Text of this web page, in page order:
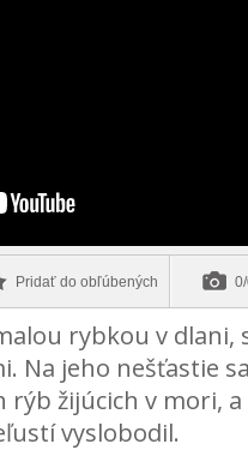
Pridať do obľúbených
rybkou v
Na jeho nešťastie
rýb žijúcich v mori,
vyslobodil.